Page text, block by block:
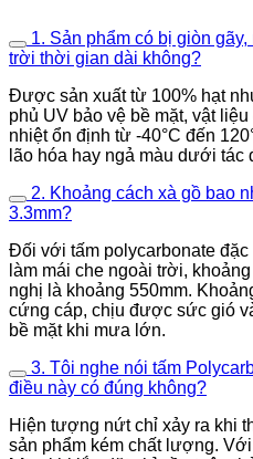
1. Sản phẩm có bị giòn
trời thời gian dài không?
Được sản xuất từ 100% hạt
phủ UV bảo vệ bề mặt, vật
nhiệt ổn định từ -40°C đến
lão hóa hay ngả màu dưới tác
2. Khoảng cách xà gồ bao
3.3mm?
Đối với tấm polycarbonate đặc
làm mái che ngoài trời,
nghị là khoảng 550mm.
cứng cáp, chịu được sức gió
bề mặt khi mưa lớn.
3. Tôi nghe nói tấm
điều này có đúng không?
Hiện tượng nứt chỉ xảy ra khi
sản phẩm kém chất lượng.